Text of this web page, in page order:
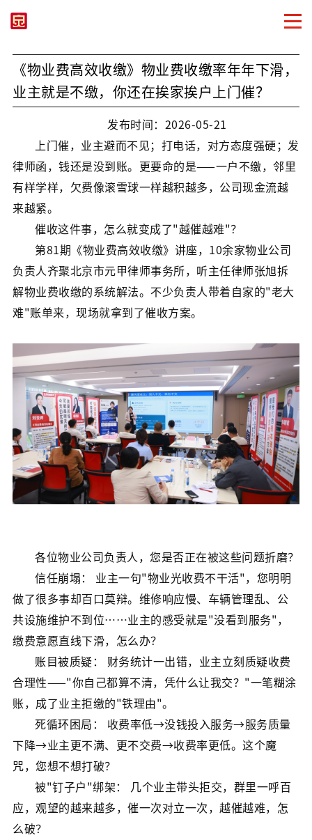
《物业费高效收缴》物业费收缴率年年下滑，
业主就是不缴，你还在挨家挨户上门催？
发布时间：2026-05-21
上门催，业主避而不见；打电话，对方态度强硬；发
律师函，钱还是没到账。更要命的是——一户不缴，邻里
有样学样，欠费像滚雪球一样越积越多，公司现金流越
来越紧。
催收这件事，怎么就变成了"越催越难"？
第81期《物业费高效收缴》讲座，10余家物业公司
负责人齐聚北京市元甲律师事务所，听主任律师张旭拆
解物业费收缴的系统解法。不少负责人带着自家的"老大
难"账单来，现场就拿到了催收方案。
各位物业公司负责人，您是否正在被这些问题折磨？
信任崩塌： 业主一句"物业光收费不干活"，您明明
做了很多事却百口莫辩。维修响应慢、车辆管理乱、公
共设施维护不到位……业主的感受就是"没看到服务"，
缴费意愿直线下滑，怎么办？
账目被质疑： 财务统计一出错，业主立刻质疑收费
合理性——"你自己都算不清，凭什么让我交？"一笔糊涂
账，成了业主拒缴的"铁理由"。
死循环困局： 收费率低→没钱投入服务→服务质量
下降→业主更不满、更不交费→收费率更低。这个魔
咒，您想不想打破？
被"钉子户"绑架： 几个业主带头拒交，群里一呼百
应，观望的越来越多，催一次对立一次，越催越难，怎
么破？